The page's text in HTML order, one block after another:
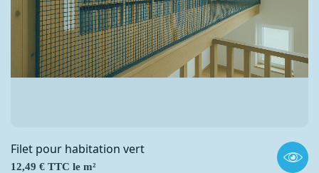
Filet pour habitation vert
Prix
12,49 € TTC le m²